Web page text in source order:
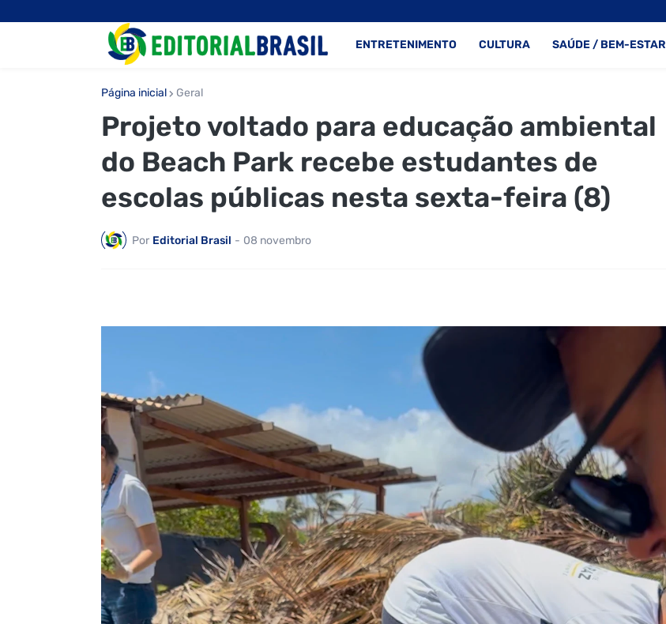
ENTRETENIMENTO CULTURA SAÚDE / BEM-ESTAR
Página inicial Geral
Projeto voltado para educação ambiental
do Beach Park recebe estudantes de
escolas públicas nesta sexta-feira (8)
Por Editorial Brasil - 08 novembro